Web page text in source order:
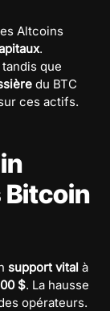
Altcoins
.
tandis que
du BTC
ces actifs.
Bitcoin
support vital à
$. La hausse
opérateurs.